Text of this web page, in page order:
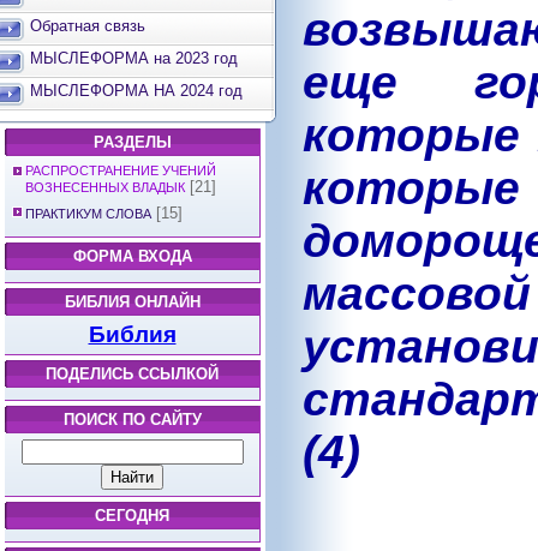
Обратная связь
МЫСЛЕФОРМА на 2023 год
МЫСЛЕФОРМА НА 2024 год
РАЗДЕЛЫ
РАСПРОСТРАНЕНИЕ УЧЕНИЙ
ВОЗНЕСЕННЫХ ВЛАДЫК [21]
ПРАКТИКУМ СЛОВА [15]
ФОРМА ВХОДА
БИБЛИЯ ОНЛАЙН
Библия
ПОДЕЛИСЬ ССЫЛКОЙ
ПОИСК ПО САЙТУ
СЕГОДНЯ
еще
которые
(4)